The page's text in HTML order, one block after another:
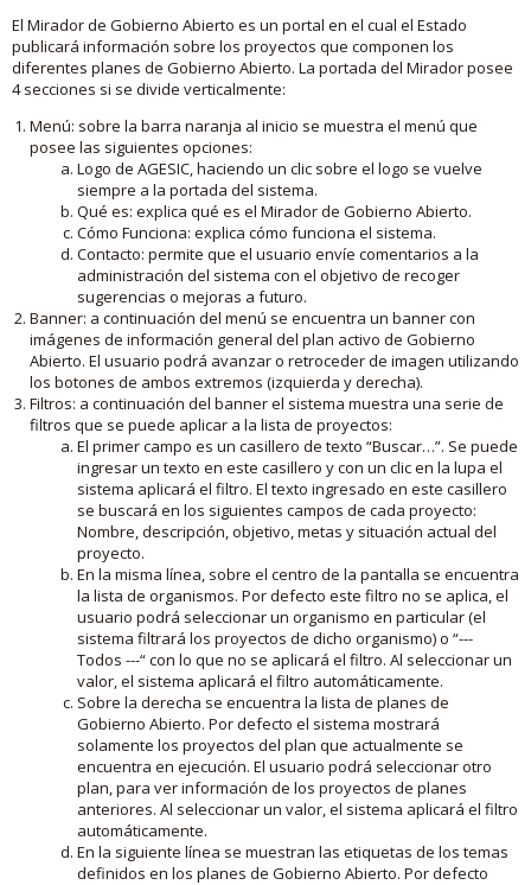
El Mirador de Gobierno Abierto es un portal en el cual el Estado
publicará información sobre los proyectos que componen los
diferentes planes de Gobierno Abierto. La portada del Mirador posee
4 secciones si se divide verticalmente:
Menú: sobre la barra naranja al inicio se muestra el menú que
posee las siguientes opciones:
Logo de AGESIC, haciendo un clic sobre el logo se vuelve
siempre a la portada del sistema.
Qué es: explica qué es el Mirador de Gobierno Abierto.
Cómo Funciona: explica cómo funciona el sistema.
Contacto: permite que el usuario envíe comentarios a la
administración del sistema con el objetivo de recoger
sugerencias o mejoras a futuro.
Banner: a continuación del menú se encuentra un banner con
imágenes de información general del plan activo de Gobierno
Abierto. El usuario podrá avanzar o retroceder de imagen utilizando
los botones de ambos extremos (izquierda y derecha).
Filtros: a continuación del banner el sistema muestra una serie de
filtros que se puede aplicar a la lista de proyectos:
El primer campo es un casillero de texto “Buscar…”. Se puede
ingresar un texto en este casillero y con un clic en la lupa el
sistema aplicará el filtro. El texto ingresado en este casillero
se buscará en los siguientes campos de cada proyecto:
Nombre, descripción, objetivo, metas y situación actual del
proyecto.
En la misma línea, sobre el centro de la pantalla se encuentra
la lista de organismos. Por defecto este filtro no se aplica, el
usuario podrá seleccionar un organismo en particular (el
sistema filtrará los proyectos de dicho organismo) o “---
Todos ---“ con lo que no se aplicará el filtro. Al seleccionar un
valor, el sistema aplicará el filtro automáticamente.
Sobre la derecha se encuentra la lista de planes de
Gobierno Abierto. Por defecto el sistema mostrará
solamente los proyectos del plan que actualmente se
encuentra en ejecución. El usuario podrá seleccionar otro
plan, para ver información de los proyectos de planes
anteriores. Al seleccionar un valor, el sistema aplicará el filtro
automáticamente.
En la siguiente línea se muestran las etiquetas de los temas
definidos en los planes de Gobierno Abierto. Por defecto